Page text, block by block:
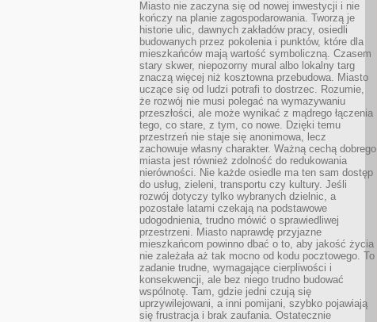
Miasto nie zaczyna się od nowej inwestycji i nie
kończy na planie zagospodarowania. Tworzą je
historie ulic, dawnych zakładów pracy, osiedli
budowanych przez pokolenia i punktów, które dla
mieszkańców mają wartość symboliczną. Czasem
stary skwer, niepozorny mural albo lokalny targ
znaczą więcej niż kosztowna przebudowa. Miasto
uczące się od ludzi potrafi to dostrzec. Rozumie,
że rozwój nie musi polegać na wymazywaniu
przeszłości, ale może wynikać z mądrego łączenia
tego, co stare, z tym, co nowe. Dzięki temu
przestrzeń nie staje się anonimowa, lecz
zachowuje własny charakter. Ważną cechą dobrego
miasta jest również zdolność do redukowania
nierówności. Nie każde osiedle ma ten sam dostęp
do usług, zieleni, transportu czy kultury. Jeśli
rozwój dotyczy tylko wybranych dzielnic, a
pozostałe latami czekają na podstawowe
udogodnienia, trudno mówić o sprawiedliwej
przestrzeni. Miasto naprawdę przyjazne
mieszkańcom powinno dbać o to, aby jakość życia
nie zależała aż tak mocno od kodu pocztowego. To
zadanie trudne, wymagające cierpliwości i
konsekwencji, ale bez niego trudno budować
wspólnotę. Tam, gdzie jedni czują się
uprzywilejowani, a inni pomijani, szybko pojawiają
się frustracja i brak zaufania. Ostatecznie